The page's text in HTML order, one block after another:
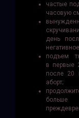
частые
часовую
день
подъем
в первые
после 20
аборт;